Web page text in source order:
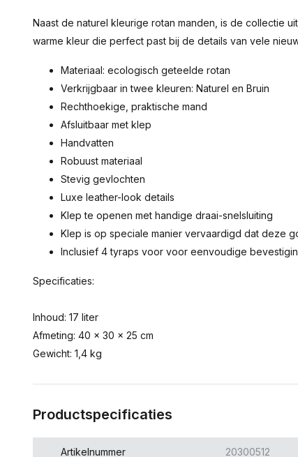
Naast de naturel kleurige rotan manden, is de collectie
warme kleur die perfect past bij de details van vele
Materiaal: ecologisch geteelde rotan
Verkrijgbaar in twee kleuren: Naturel en Bruin
Rechthoekige, praktische mand
Afsluitbaar met klep
Handvatten
Robuust materiaal
Stevig gevlochten
Luxe leather-look details
Klep te openen met handige draai-snelsluiting
Klep is op speciale manier vervaardigd dat deze
Inclusief 4 tyraps voor voor eenvoudige
Specificaties:
Inhoud: 17 liter
Afmeting: 40 x 30 x 25 cm
Gewicht: 1,4 kg
Productspecificaties
Artikelnummer 20300512